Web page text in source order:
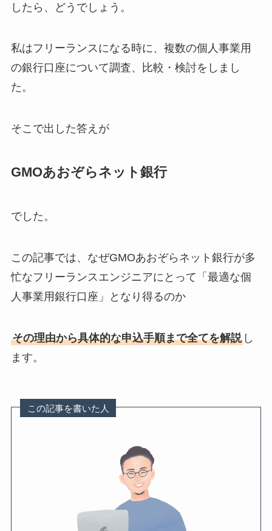
したら、どうでしょう。
私はフリーランスになる時に、複数の個人事業用
の銀行口座について調査、比較・検討をしまし
た。
そこで出した答えが
GMOあおぞらネット銀行
でした。
この記事では、なぜGMOあおぞらネット銀行が多
忙なフリーランスエンジニアにとって「最適な個
人事業用銀行口座」となり得るのか
その理由から具体的な申込手順まで全てを解説し
ます。
この記事を書いた人